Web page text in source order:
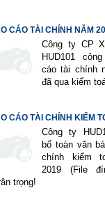
CÁO TÀI CHÍNH NĂM
Công ty CP
HUD101
cáo tài chính
đã qua kiểm
CÁO TÀI CHÍNH KIỂM
Công ty
bố toàn văn
chính kiểm
2019 (File
trọng!